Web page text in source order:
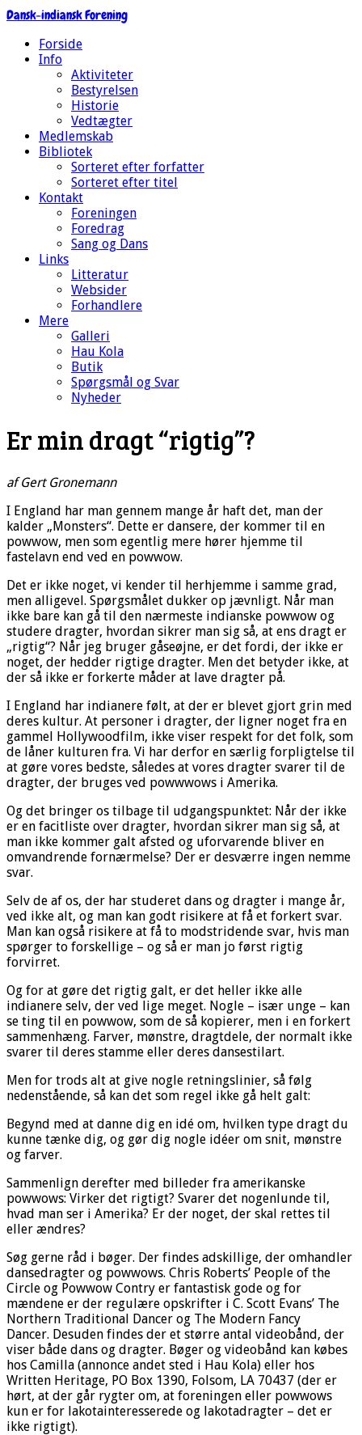
Dansk-indiansk Forening
Forside
Info
Aktiviteter
Bestyrelsen
Historie
Vedtægter
Medlemskab
Bibliotek
Sorteret efter forfatter
Sorteret efter titel
Kontakt
Foreningen
Foredrag
Sang og Dans
Links
Litteratur
Websider
Forhandlere
Mere
Galleri
Hau Kola
Butik
Spørgsmål og Svar
Nyheder
Er min dragt “rigtig”?
af Gert Gronemann
I England har man gennem mange år haft det, man der
kalder „Monsters“. Dette er dansere, der kommer til en
powwow, men som egentlig mere hører hjemme til
fastelavn end ved en powwow.
Det er ikke noget, vi kender til herhjemme i samme grad,
men alligevel. Spørgsmålet dukker op jævnligt. Når man
ikke bare kan gå til den nærmeste indianske powwow og
studere dragter, hvordan sikrer man sig så, at ens dragt er
„rigtig“? Når jeg bruger gåseøjne, er det fordi, der ikke er
noget, der hedder rigtige dragter. Men det betyder ikke, at
der så ikke er forkerte måder at lave dragter på.
I England har indianere følt, at der er blevet gjort grin med
deres kultur. At personer i dragter, der ligner noget fra en
gammel Hollywoodfilm, ikke viser respekt for det folk, som
de låner kulturen fra. Vi har derfor en særlig forpligtelse til
at gøre vores bedste, således at vores dragter svarer til de
dragter, der bruges ved powwwows i Amerika.
Og det bringer os tilbage til udgangspunktet: Når der ikke
er en facitliste over dragter, hvordan sikrer man sig så, at
man ikke kommer galt afsted og uforvarende bliver en
omvandrende fornærmelse? Der er desværre ingen nemme
svar.
Selv de af os, der har studeret dans og dragter i mange år,
ved ikke alt, og man kan godt risikere at få et forkert svar.
Man kan også risikere at få to modstridende svar, hvis man
spørger to forskellige – og så er man jo først rigtig
forvirret.
Og for at gøre det rigtig galt, er det heller ikke alle
indianere selv, der ved lige meget. Nogle – især unge – kan
se ting til en powwow, som de så kopierer, men i en forkert
sammenhæng. Farver, mønstre, dragtdele, der normalt ikke
svarer til deres stamme eller deres dansestilart.
Men for trods alt at give nogle retningslinier, så følg
nedenstående, så kan det som regel ikke gå helt galt:
Begynd med at danne dig en idé om, hvilken type dragt du
kunne tænke dig, og gør dig nogle idéer om snit, mønstre
og farver.
Sammenlign derefter med billeder fra amerikanske
powwows: Virker det rigtigt? Svarer det nogenlunde til,
hvad man ser i Amerika? Er der noget, der skal rettes til
eller ændres?
Søg gerne råd i bøger. Der findes adskillige, der omhandler
danse­dragter og powwows. Chris Roberts’ People of the
Circle og Powwow Contry er fantastisk gode og for
mændene er der regulære opskrifter i C. Scott Evans’ The
Northern Traditional Dancer og The Modern Fancy
Dancer. Desuden findes der et større antal videobånd, der
viser både dans og dragter. Bøger og videobånd kan købes
hos Camilla (annonce andet sted i Hau Kola) eller hos
Written Heritage, PO Box 1390, Folsom, LA 70437 (der er
hørt, at der går rygter om, at foreningen eller powwows
kun er for lakotainteresserede og lakotadragter – det er
ikke rigtigt).